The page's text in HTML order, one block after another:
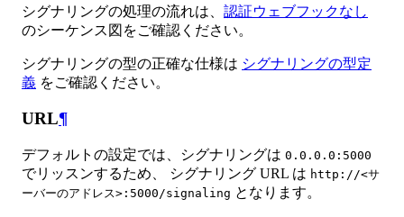
シグナリングの処理の流れは、 認証ウェブフックなし
のシーケンス図をご確認ください。
シグナリングの型の正確な仕様は シグナリングの型定
義 をご確認ください。
URL¶
デフォルトの設定では、シグナリングは 0.0.0.0:5000
でリッスンするため、 シグナリング URL は http://<サ
ーバーのアドレス>:5000/signaling となります。